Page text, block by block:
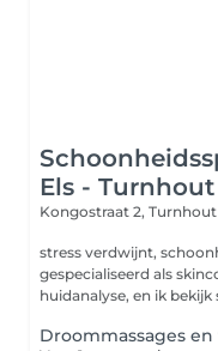
Els - Turnhout
Kongostraat 2,
stress verdwijnt, schoonheid
gespecialiseerd als
huidanalyse, en ik bekijk
Droommassages